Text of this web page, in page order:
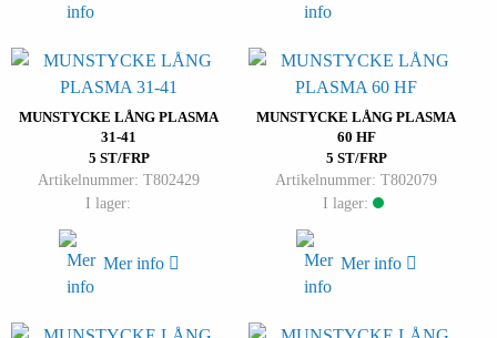
MUNSTYCKE LÅNG PLASMA
31-41
5 ST/FRP
Artikelnummer: T802429
I lager:
Mer info
MUNSTYCKE LÅNG PLASMA
60 HF
5 ST/FRP
Artikelnummer: T802079
I lager:
Mer info